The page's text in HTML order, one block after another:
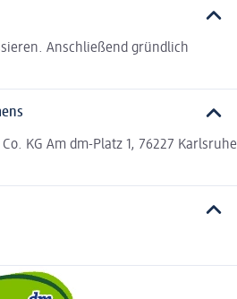
Anschließend gründlich
KG Am dm-Platz 1, 76227 Karlsruhe